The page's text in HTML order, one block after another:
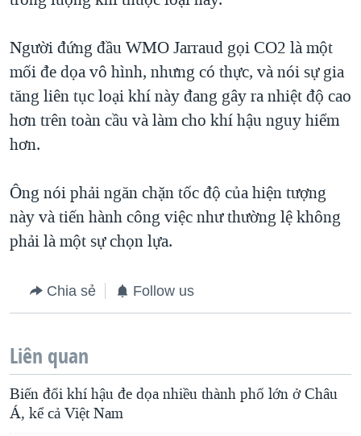
Người đứng đầu WMO Jarraud gọi CO2 là một
mối đe dọa vô hình, nhưng có thực, và nói sự gia
tăng liên tục loại khí này đang gây ra nhiệt độ cao
hơn trên toàn cầu và làm cho khí hậu nguy hiểm
hơn.
Ông nói phải ngăn chặn tốc độ của hiện tượng
này và tiến hành công việc như thường lệ không
phải là một sự chọn lựa.
Chia sẻ Follow us
Liên quan
Biến đổi khí hậu đe dọa nhiều thành phố lớn ở Châu
Á, kể cả Việt Nam